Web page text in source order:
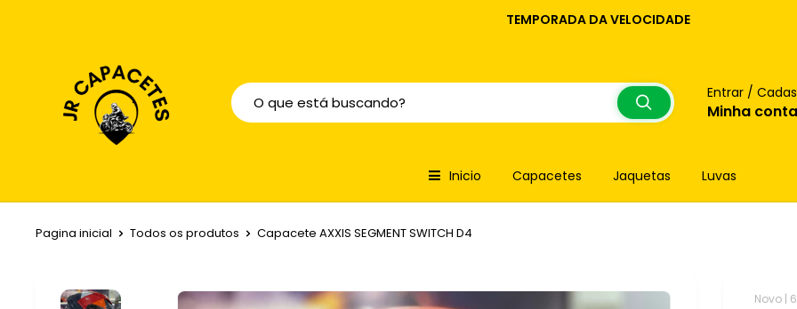
TEMPORADA DA VELOCIDADE
Entrar /
Minha conta
Inicio Capacetes Jaquetas Luvas
Pagina inicial Todos os produtos Capacete AXXIS SEGMENT SWITCH D4
Novo |